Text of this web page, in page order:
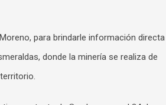
para brindarle información directa
donde la minería se realiza de